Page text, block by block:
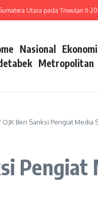
Utara pada Triwulan II-2026
Nasional
Metropolitan
OJK Beri Sanksi Pengiat